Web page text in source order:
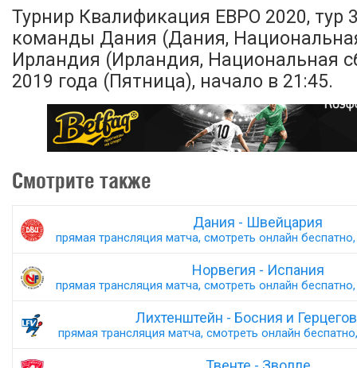
Турнир Квалификация ЕВРО 2020, тур
команды Дания (Дания,
Ирландия (Ирландия, Национальная
2019 года (Пятница), начало в 21:45.
Смотрите также
Дания - Швейцария
прямая трансляция матча, смотреть онлайн
Норвегия - Испания
прямая трансляция матча, смотреть онлайн
Лихтенштейн - Босния и
прямая трансляция матча, смотреть онлайн